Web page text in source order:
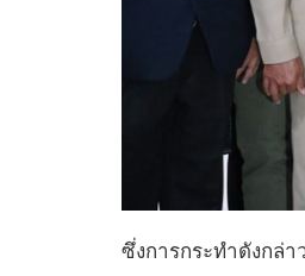
ซึ่งการกระทำดังกล่